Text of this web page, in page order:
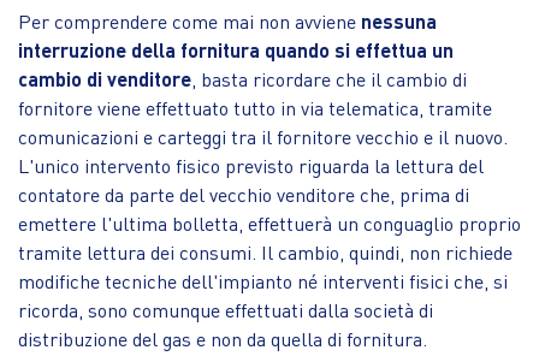
Per comprendere come mai non avviene nessuna
interruzione della fornitura quando si effettua un
cambio di venditore , basta ricordare che il cambio di
fornitore viene effettuato tutto in via telematica, tramite
comunicazioni e carteggi tra il fornitore vecchio e il nuovo.
L'unico intervento fisico previsto riguarda la lettura del
contatore da parte del vecchio venditore che, prima di
emettere l'ultima bolletta, effettuerà un conguaglio proprio
tramite lettura dei consumi. Il cambio, quindi, non richiede
modifiche tecniche dell'impianto né interventi fisici che, si
ricorda, sono comunque effettuati dalla società di
distribuzione del gas e non da quella di fornitura.